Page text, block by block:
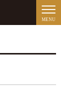
MENU